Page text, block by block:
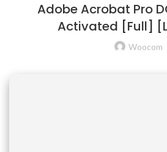
Adobe Acrobat Pro
Activated [Full]
Woocom